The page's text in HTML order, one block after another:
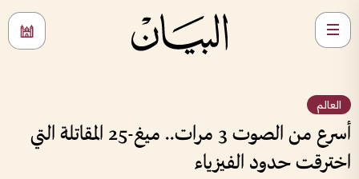
العالم
أسرع من الصوت 3 مرات.. ميغ-25 المقاتلة التي
اخترقت حدود الفيزياء